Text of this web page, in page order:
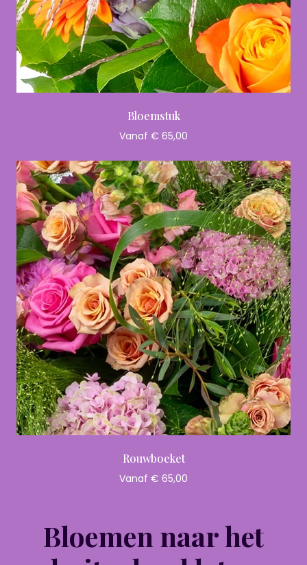
Bloemstuk
Vanaf € 65,00
Rouwboeket
Vanaf € 65,00
Bloemen naar het